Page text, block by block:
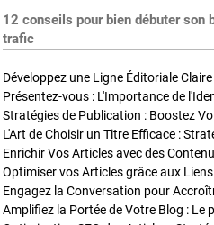
12 conseils pour bien débuter son
trafic
Développez une Ligne Éditoriale
Présentez-vous : L'Importance de
L'Art de Choisir un Titre Efficace :
Optimiser vos Articles grâce aux Liens
Engagez la Conversation pour
Amplifiez la Portée de Votre Blog : Le